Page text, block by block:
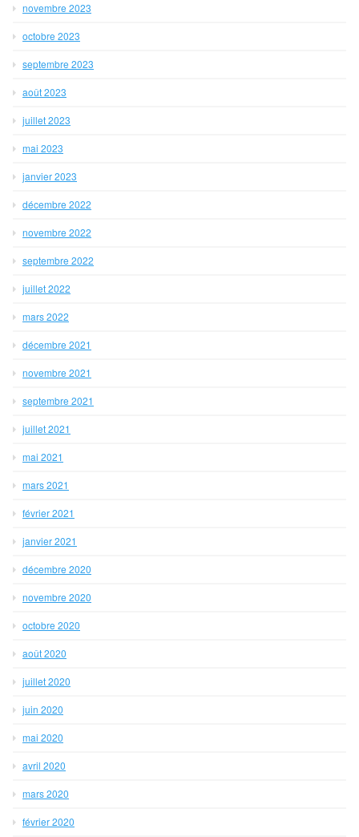
novembre 2023
octobre 2023
septembre 2023
août 2023
juillet 2023
mai 2023
janvier 2023
décembre 2022
novembre 2022
septembre 2022
juillet 2022
mars 2022
décembre 2021
novembre 2021
septembre 2021
juillet 2021
mai 2021
mars 2021
février 2021
janvier 2021
décembre 2020
novembre 2020
octobre 2020
août 2020
juillet 2020
juin 2020
mai 2020
avril 2020
mars 2020
février 2020